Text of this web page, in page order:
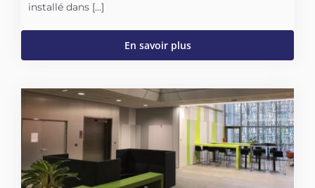
installé dans [...]
En savoir plus